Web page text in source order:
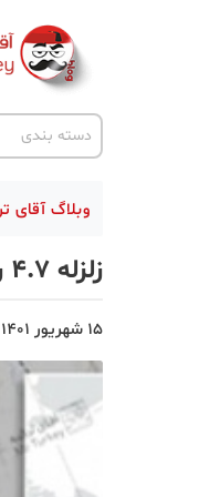
دسته بندی
اخبار ترکیه
ترکیه گردی
جاذبه گردشگری
حقوقی
دانستنی
دکوراسیون
وبلاگ آقای
زلزله ٤.٧ ريشتري در وان
15 شهریور 1401